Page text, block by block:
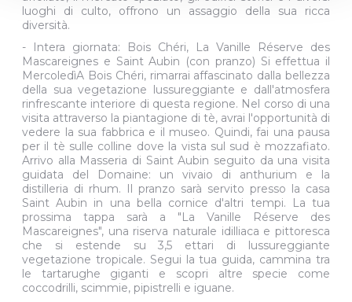
luoghi di culto, offrono un assaggio della sua ricca
diversità.
- Intera giornata: Bois Chéri, La Vanille Réserve des
Mascareignes e Saint Aubin (con pranzo) Si effettua il
MercoledìA Bois Chéri, rimarrai affascinato dalla bellezza
della sua vegetazione lussureggiante e dall'atmosfera
rinfrescante interiore di questa regione. Nel corso di una
visita attraverso la piantagione di tè, avrai l'opportunità di
vedere la sua fabbrica e il museo. Quindi, fai una pausa
per il tè sulle colline dove la vista sul sud è mozzafiato.
Arrivo alla Masseria di Saint Aubin seguito da una visita
guidata del Domaine: un vivaio di anthurium e la
distilleria di rhum. Il pranzo sarà servito presso la casa
Saint Aubin in una bella cornice d'altri tempi. La tua
prossima tappa sarà a "La Vanille Réserve des
Mascareignes", una riserva naturale idilliaca e pittoresca
che si estende su 3,5 ettari di lussureggiante
vegetazione tropicale. Segui la tua guida, cammina tra
le tartarughe giganti e scopri altre specie come
coccodrilli, scimmie, pipistrelli e iguane.